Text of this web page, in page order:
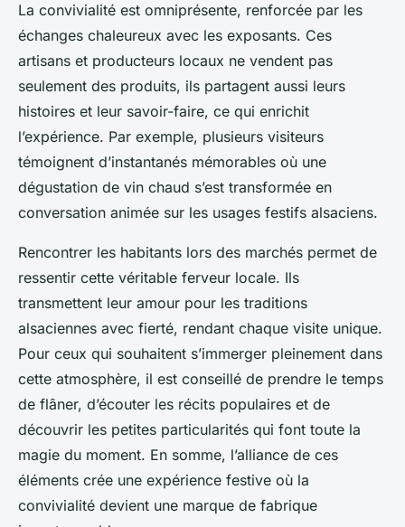
La convivialité est omniprésente, renforcée par les
échanges chaleureux avec les exposants. Ces
artisans et producteurs locaux ne vendent pas
seulement des produits, ils partagent aussi leurs
histoires et leur savoir-faire, ce qui enrichit
l’expérience. Par exemple, plusieurs visiteurs
témoignent d’instantanés mémorables où une
dégustation de vin chaud s’est transformée en
conversation animée sur les usages festifs alsaciens.
Rencontrer les habitants lors des marchés permet de
ressentir cette véritable ferveur locale. Ils
transmettent leur amour pour les traditions
alsaciennes avec fierté, rendant chaque visite unique.
Pour ceux qui souhaitent s’immerger pleinement dans
cette atmosphère, il est conseillé de prendre le temps
de flâner, d’écouter les récits populaires et de
découvrir les petites particularités qui font toute la
magie du moment. En somme, l’alliance de ces
éléments crée une expérience festive où la
convivialité devient une marque de fabrique